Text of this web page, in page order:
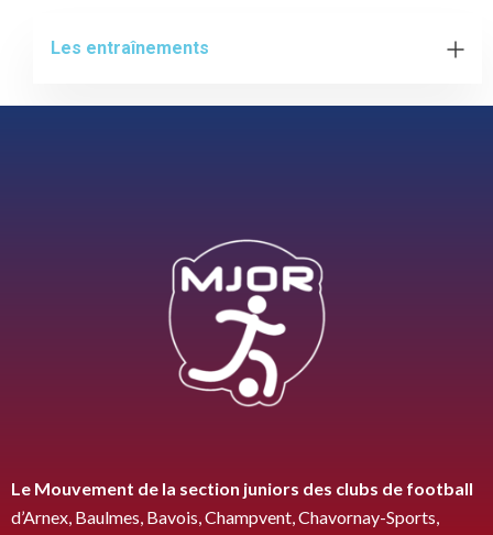
Les entraînements
Le Mouvement de la section juniors des clubs de football
d’Arnex, Baulmes, Bavois, Champvent, Chavornay-Sports,